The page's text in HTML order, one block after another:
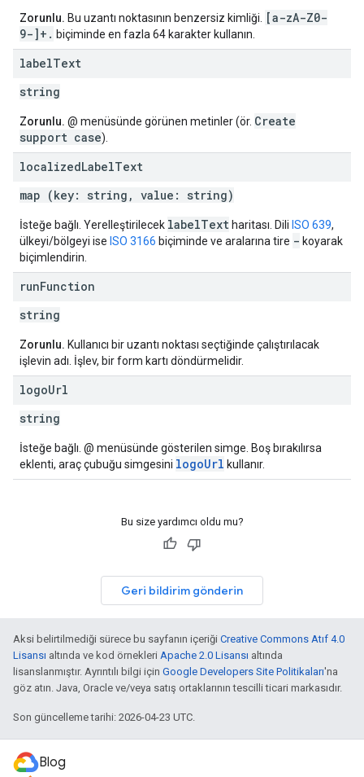
Zorunlu. Bu uzantı noktasının benzersiz kimliği. [a-zA-Z0-
9-]+ . biçiminde en fazla 64 karakter kullanın.
labelText
string
Zorunlu. @ menüsünde görünen metinler (ör. Create
support case).
localizedLabelText
map (key: string, value: string)
İsteğe bağlı. Yerelleştirilecek labelText haritası. Dili ISO 639,
ülkeyi/bölgeyi ise ISO 3166 biçiminde ve aralarına tire - koyarak
biçimlendirin.
runFunction
string
Zorunlu. Kullanıcı bir uzantı noktası seçtiğinde çalıştırılacak
işlevin adı. İşlev, bir form kartı döndürmelidir.
logoUrl
string
İsteğe bağlı. @ menüsünde gösterilen simge. Boş bırakılırsa
eklenti, araç çubuğu simgesini logoUrl kullanır.
Bu size yardımcı oldu mu?
Geri bildirim gönderin
Aksi belirtilmediği sürece bu sayfanın içeriği Creative Commons Atıf 4.0
Lisansı altında ve kod örnekleri Apache 2.0 Lisansı altında
lisanslanmıştır. Ayrıntılı bilgi için Google Developers Site Politikaları'na
göz atın. Java, Oracle ve/veya satış ortaklarının tescilli ticari markasıdır.
Son güncelleme tarihi: 2026-04-23 UTC.
Blog